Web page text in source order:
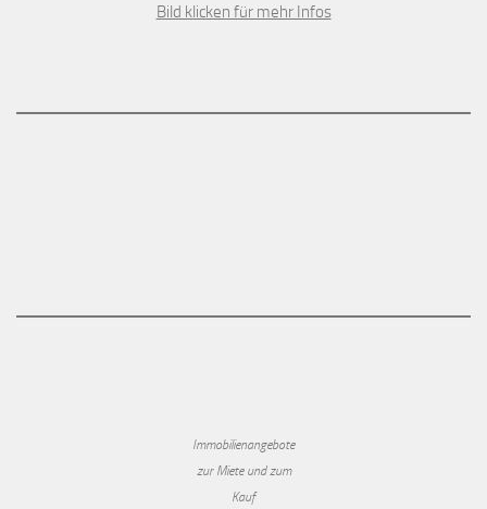
Bild klicken für mehr Infos
Immobilienangebote
zur Miete und zum
Kauf